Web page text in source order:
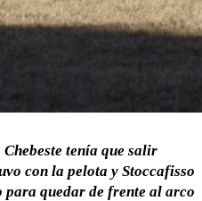
tenía que salir
con la pelota y Stoccafisso
para quedar de frente al arco